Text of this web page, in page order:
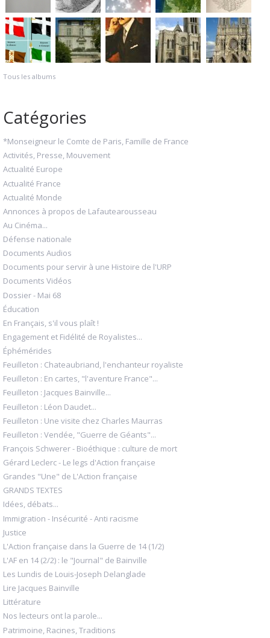
Tous les albums
Catégories
*Monseigneur le Comte de Paris, Famille de France
Activités, Presse, Mouvement
Actualité Europe
Actualité France
Actualité Monde
Annonces à propos de Lafautearousseau
Au Cinéma...
Défense nationale
Documents Audios
Documents pour servir à une Histoire de l'URP
Documents Vidéos
Dossier - Mai 68
Éducation
En Français, s'il vous plaît !
Engagement et Fidélité de Royalistes...
Éphémérides
Feuilleton : Chateaubriand, l'enchanteur royaliste
Feuilleton : En cartes, "l'aventure France"...
Feuilleton : Jacques Bainville...
Feuilleton : Léon Daudet...
Feuilleton : Une visite chez Charles Maurras
Feuilleton : Vendée, "Guerre de Géants"...
François Schwerer - Bioéthique : culture de mort
Gérard Leclerc - Le legs d'Action française
Grandes "Une" de L'Action française
GRANDS TEXTES
Idées, débats...
Immigration - Insécurité - Anti racisme
Justice
L'Action française dans la Guerre de 14 (1/2)
L'AF en 14 (2/2) : le "Journal" de Bainville
Les Lundis de Louis-Joseph Delanglade
Lire Jacques Bainville
Littérature
Nos lecteurs ont la parole...
Patrimoine, Racines, Traditions